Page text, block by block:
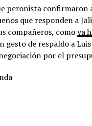
peronista confirmaron
que responden a
compañeros, comoya
gesto de respaldo a Luis
por el